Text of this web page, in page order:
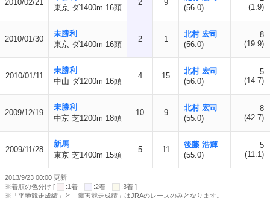
2010/02/21
東京 ダ1400m 16頭
2 9
(56.0)
(1.9)
2010/01/30
未勝利
東京 ダ1400m 16頭
2 1
北村 宏司
(56.0)
8
(19.9)
2010/01/11
未勝利
中山 ダ1200m 16頭
4 15
北村 宏司
(56.0)
5
(14.7)
2009/12/19
未勝利
中京 芝1200m 18頭
10 9
北村 宏司
(55.0)
8
(42.7)
2009/11/28
新馬
東京 芝1400m 15頭
5 11
後藤 浩輝
(55.0)
5
(11.1)
2013/9/23 00:00 更新
※着順の色分け [
:1着 :2着
:3着 ]
※「平地競走成績」と「障害競走成績」はJRAのレースのみとなります。